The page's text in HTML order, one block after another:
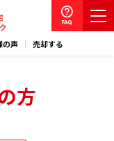
の声 売却する
方